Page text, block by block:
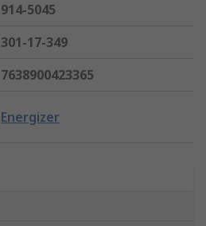
914-5045
301-17-349
7638900423365
Energizer